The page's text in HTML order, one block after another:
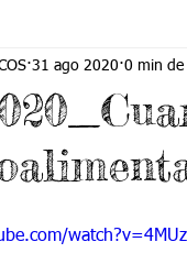
3 Grado 4
Grado 9 Grado 10
DEPORTES Jardín-
31 ago 2020 0 min de